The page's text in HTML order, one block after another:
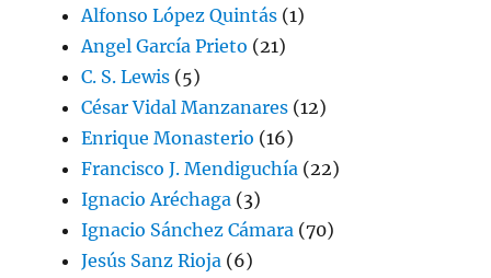
Alfonso López Quintás (1)
Angel García Prieto (21)
C. S. Lewis (5)
César Vidal Manzanares (12)
Enrique Monasterio (16)
Francisco J. Mendiguchía (22)
Ignacio Aréchaga (3)
Ignacio Sánchez Cámara (70)
Jesús Sanz Rioja (6)